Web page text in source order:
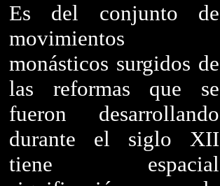
Es del conjunto de
movimientos
monásticos surgidos de
las reformas que se
fueron desarrollando
durante el siglo XII
tiene espacial